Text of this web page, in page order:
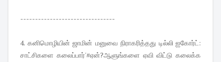
--------------------------------
4. கனிமொழியின் ஜாமின் மனுவை நிராகரித்தது டில்லி ஐகோர்ட்:
சாட்சிகளை கலைப்பார்'#ஏன்?ஆளுங்களை ஏவி விட்டு கலைக்க